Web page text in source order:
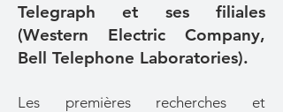
Telegraph et ses filiales
(Western Electric Company,
Bell Telephone Laboratories).
Les premières recherches et